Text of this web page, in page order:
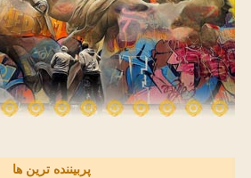
پربیننده ترین ها